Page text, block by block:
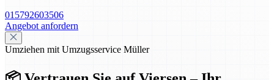
015792603506
Angebot anfordern
Umziehen mit Umzugsservice Müller